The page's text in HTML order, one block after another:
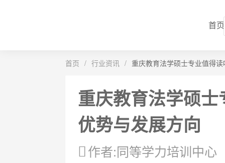
首页
首页 / 行业资讯 / 重庆教育法学硕士专业值得
重庆教育法学硕
优势与发展方向
作者:同等学力培训中心